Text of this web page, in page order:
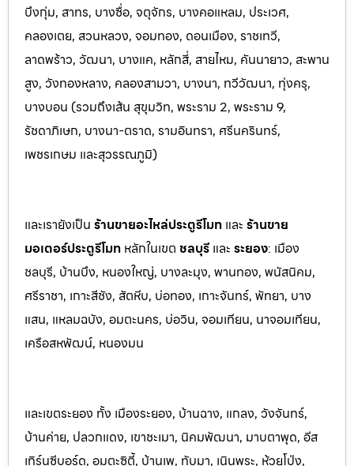
บึงกุ่ม, สาทร, บางซื่อ, จตุจักร, บางคอแหลม, ประเวศ,
คลองเตย, สวนหลวง, จอมทอง, ดอนเมือง, ราชเทวี,
ลาดพร้าว, วัฒนา, บางแค, หลักสี่, สายไหม, คันนายาว, สะพาน
สูง, วังทองหลาง, คลองสามวา, บางนา, ทวีวัฒนา, ทุ่งครุ,
บางบอน (รวมถึงเส้น สุขุมวิท, พระราม 2, พระราม 9,
รัชดาภิเษก, บางนา-ตราด, รามอินทรา, ศรีนครินทร์,
เพชรเกษม และสุวรรณภูมิ)
และเรายังเป็น ร้านขายอะไหล่ประตูรีโมท และ ร้านขาย
มอเตอร์ประตูรีโมท หลักในเขต ชลบุรี และ ระยอง: เมือง
ชลบุรี, บ้านบึง, หนองใหญ่, บางละมุง, พานทอง, พนัสนิคม,
ศรีราชา, เกาะสีชัง, สัตหีบ, บ่อทอง, เกาะจันทร์, พัทยา, บาง
แสน, แหลมฉบัง, อมตะนคร, บ่อวิน, จอมเทียน, นาจอมเทียน,
เครือสหพัฒน์, หนองมน
และเขตระยอง ทั้ง เมืองระยอง, บ้านฉาง, แกลง, วังจันทร์,
บ้านค่าย, ปลวกแดง, เขาชะเมา, นิคมพัฒนา, มาบตาพุด, อีส
เทิร์นซีบอร์ด, อมตะซิตี้, บ้านเพ, ทับมา, เนินพระ, ห้วยโป่ง,